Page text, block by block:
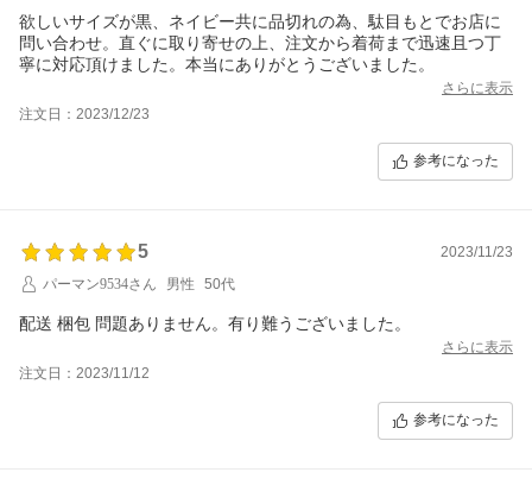
欲しいサイズが黒、ネイビー共に品切れの為、駄目もとでお店に
問い合わせ。直ぐに取り寄せの上、注文から着荷まで迅速且つ丁
寧に対応頂けました。本当にありがとうございました。
さらに表示
注文日：2023/12/23
参考になった
5
2023/11/23
パーマン9534さん
男性 50代
配送 梱包 問題ありません。有り難うございました。
さらに表示
注文日：2023/11/12
参考になった